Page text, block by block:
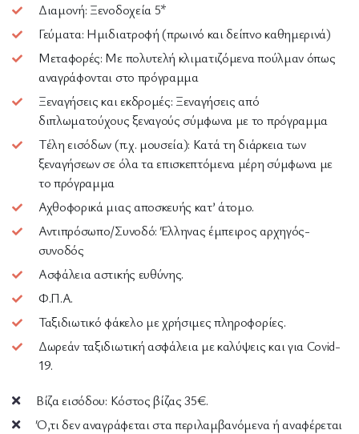
Διαμονή: Ξενοδοχεία 5*
Γεύματα: Ημιδιατροφή (πρωινό και δείπνο καθημερινά)
Μεταφορές: Mε πολυτελή κλιματιζόμενα πούλμαν όπως
αναγράφονται στο πρόγραμμα
Ξεναγήσεις και εκδρομές: Ξεναγήσεις από
διπλωματούχους ξεναγούς σύμφωνα με το πρόγραμμα
Τέλη εισόδων (π.χ. μουσεία): Κατά τη διάρκεια των
ξεναγήσεων σε όλα τα επισκεπτόμενα μέρη σύμφωνα με
το πρόγραμμα
Αχθοφορικά μιας αποσκευής κατ’ άτομο.
Αντιπρόσωπο/Συνοδό: Έλληνας έμπειρος αρχηγός-
συνοδός
Ασφάλεια αστικής ευθύνης.
Φ.Π.Α.
Ταξιδιωτικό φάκελο με χρήσιμες πληροφορίες.
Δωρεάν ταξιδιωτική ασφάλεια με καλύψεις και για Covid-
19.
Βίζα εισόδου: Κόστος βίζας 35€.
Ό,τι δεν αναγράφεται στα περιλαμβανόμενα ή αναφέρεται